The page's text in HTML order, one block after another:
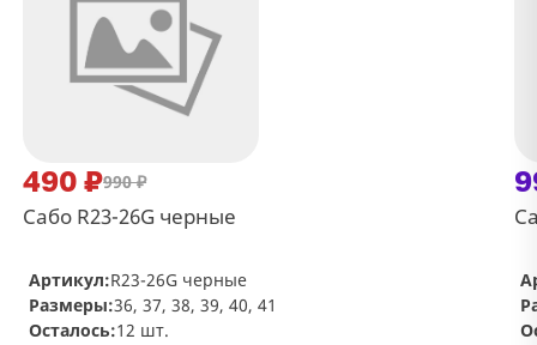
490 ₽990 ₽
Сабо R23-26G черные
Артикул:R23-26G черные
Размеры:36, 37, 38, 39, 40, 41
Осталось:12 шт.